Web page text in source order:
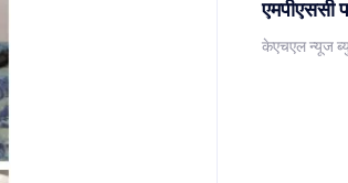
एमपीएससी
केएचएल न्यूज